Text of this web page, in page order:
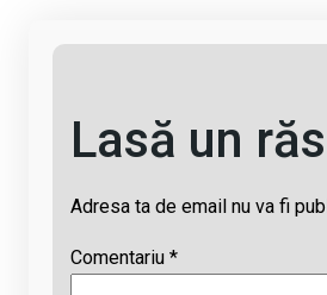
Lasă un
Adresa ta de email nu va fi
Comentariu *